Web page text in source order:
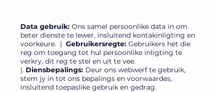
Data gebruik: Ons samel persoonlike data in om
beter dienste te lewer, insluitend kontakinligting en
voorkeure.​ |Gebruikersregte: Gebruikers het die
reg om toegang tot hul persoonlike inligting te
verkry, dit reg te stel en uit te vee. ​
|. Diensbepalings: Deur ons webwerf te gebruik,
stem jy in tot ons bepalings en voorwaardes,
insluitend toepaslike gebruik en gedrag.